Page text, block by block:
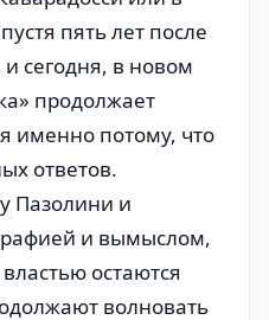
пять лет после
сегодня, в новом
продолжает
именно потому, что
ответов.
Пазолини и
и вымыслом,
остаются
волновать